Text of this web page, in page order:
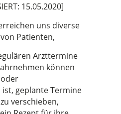
15.05.2020]
uns diverse
Patienten,
Arzttermine
können
oder
geplante Termine
verschieben,